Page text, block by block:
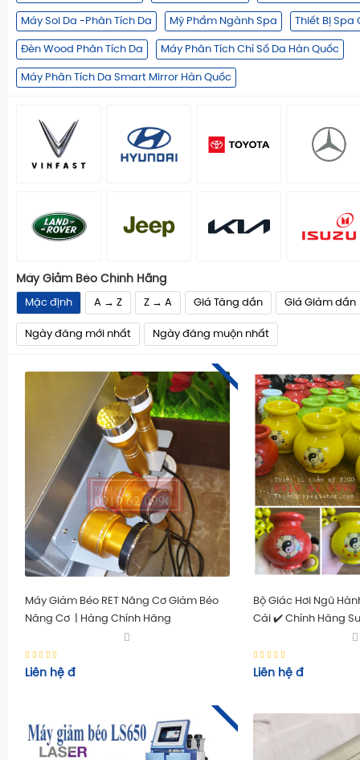
Máy Soi Da -Phân Tích Da Mỹ Phẩm Ngành Spa Thiết Bị
Đèn Wood Phân Tích Da Máy Phân Tích Chỉ Số Da Hàn Quốc
Máy Phân Tích Da Smart Mirror Hàn Quốc
Máy Giảm Béo Chính Hãng
Mặc định A → Z Z → A Giá Tăng dần Giá Giảm dần
Ngày đăng mới nhất Ngày đăng muộn nhất
Máy Giảm Béo RET Nâng Cơ Giảm Béo
Nâng Cơ | Hàng Chính Hãng
Liên hệ đ
Bộ Giác Hơi Ngũ
Cái ✔️ Chính Hãng
Liên hệ đ